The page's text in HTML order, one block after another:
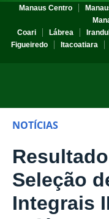
Manaus Centro
Coari
Lábrea
Figueiredo
Itacoatiara
NOTÍCIAS
Seleção
Integrais